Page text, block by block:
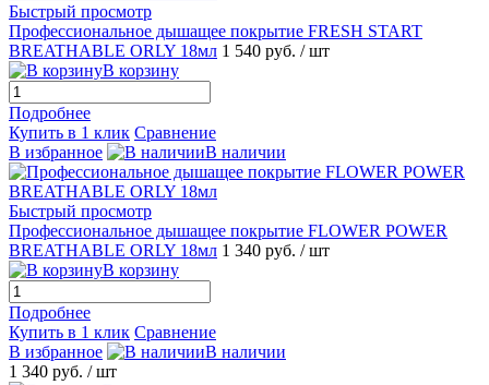
Быстрый просмотр
Профессиональное дышащее покрытие FRESH START
BREATHABLE ORLY 18мл 1 540 руб. / шт
В корзину
Подробнее
Купить в 1 клик Сравнение
В избранное
В наличии
Быстрый просмотр
Профессиональное дышащее покрытие FLOWER POWER
BREATHABLE ORLY 18мл 1 340 руб. / шт
В корзину
Подробнее
Купить в 1 клик Сравнение
В избранное
В наличии
1 340 руб. / шт